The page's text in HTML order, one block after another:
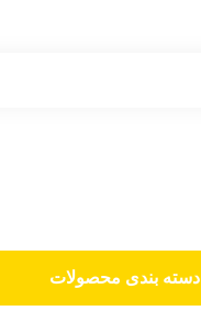
دسته‌ بندی محصولات